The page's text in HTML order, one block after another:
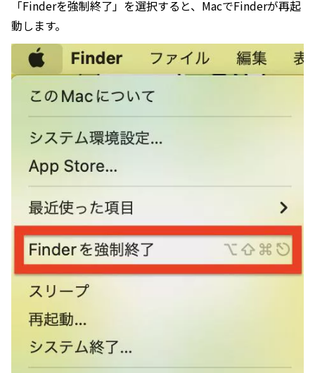
「Finderを強制終了」を選択すると、MacでFinderが再起
動します。